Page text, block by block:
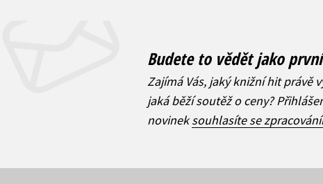
Budete to vědět jako
Zajímá Vás, jaký knižní hit právě
jaká běží soutěž o ceny?
novineksouhlasíte se